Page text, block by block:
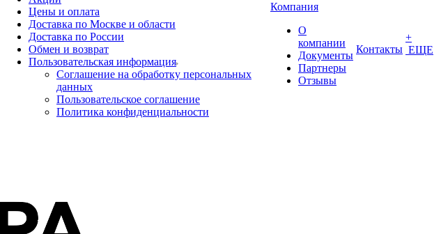
Цены и оплата
Доставка по Москве и области
Доставка по России
Обмен и возврат
Пользовательская информация
Соглашение на обработку персональных
данных
Пользовательское соглашение
Политика конфиденциальности
Компания
О
компании
Документы
Партнеры
Отзывы
Контакты
+
ЕЩЕ